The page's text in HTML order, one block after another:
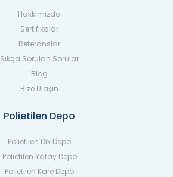
Hakkımızda
Sertifikalar
Referanslar
Sıkça Sorulan Sorular
Blog
Bize Ulaşın
Polietilen Depo
Polietilen Dik Depo
Polietilen Yatay Depo
Polietilen Kare Depo